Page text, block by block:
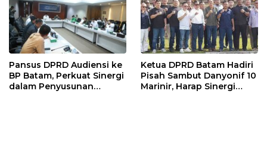
Pansus DPRD Audiensi ke
BP Batam, Perkuat Sinergi
dalam Penyusunan
Ketua DPRD Batam Hadiri
Pisah Sambut Danyonif 10
Marinir, Harap Sinergi